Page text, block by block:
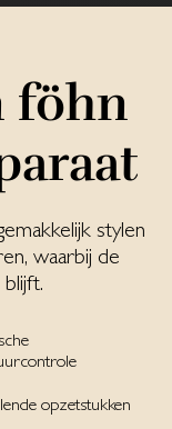
föhn
stylen
waarbij de
opzetstukken